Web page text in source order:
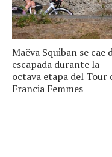
Maëva Squiban se cae
escapada durante la
octava etapa del Tour
Francia Femmes